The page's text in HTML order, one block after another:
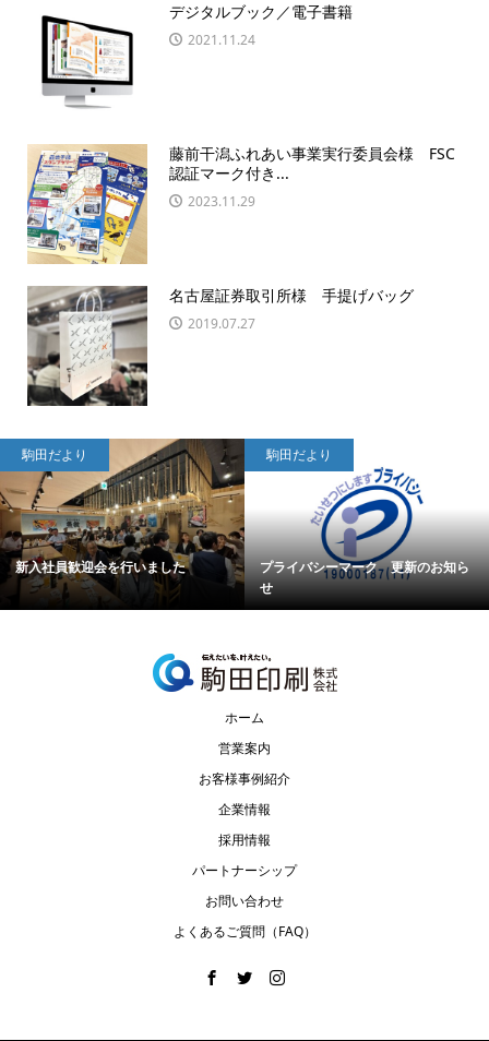
デジタルブック／電子書籍
2021.11.24
藤前干潟ふれあい事業実行委員会様 FSC
認証マーク付き...
2023.11.29
名古屋証券取引所様 手提げバッグ
2019.07.27
駒田だより
新入社員歓迎会を行いました
駒田だより
プライバシーマーク 更新のお知ら
せ
ホーム
営業案内
お客様事例紹介
企業情報
採用情報
パートナーシップ
お問い合わせ
よくあるご質問（FAQ）